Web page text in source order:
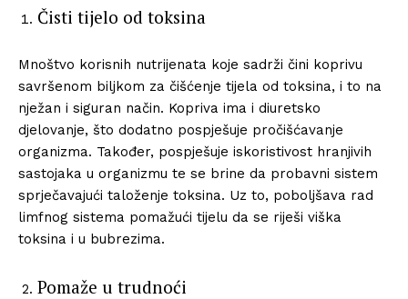
Čisti tijelo od toksina
Mnoštvo korisnih nutrijenata koje sadrži čini koprivu
savršenom biljkom za čišćenje tijela od toksina, i to na
nježan i siguran način. Kopriva ima i diuretsko
djelovanje, što dodatno pospješuje pročišćavanje
organizma. Također, pospješuje iskoristivost hranjivih
sastojaka u organizmu te se brine da probavni sistem
sprječavajući taloženje toksina. Uz to, poboljšava rad
limfnog sistema pomažući tijelu da se riješi viška
toksina i u bubrezima.
Pomaže u trudnoći